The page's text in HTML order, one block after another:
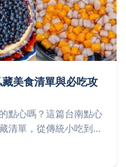
美食清單與必吃攻
點心嗎？這篇台南點心
清單，從傳統小吃到創
食文化，並提供實用旅